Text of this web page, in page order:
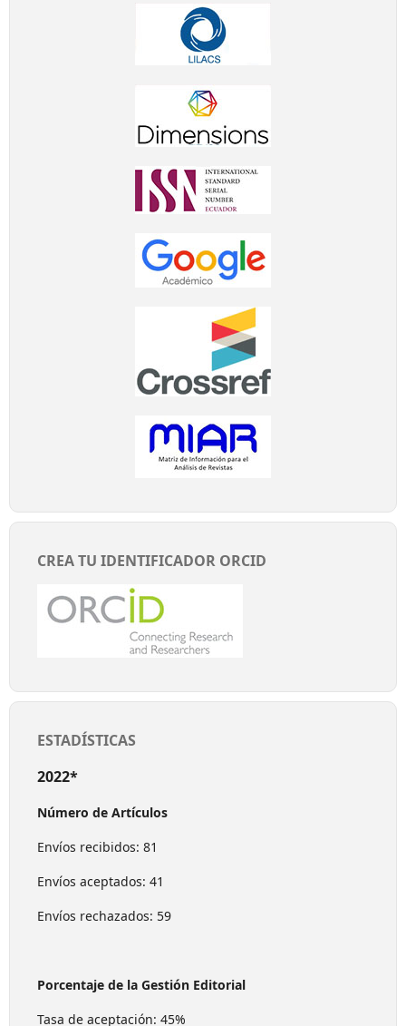
CREA TU IDENTIFICADOR ORCID
ESTADÍSTICAS
2022*
Número de Artículos
Envíos recibidos: 81
Envíos aceptados: 41
Envíos rechazados: 59
Porcentaje de la Gestión Editorial
Tasa de aceptación: 45%